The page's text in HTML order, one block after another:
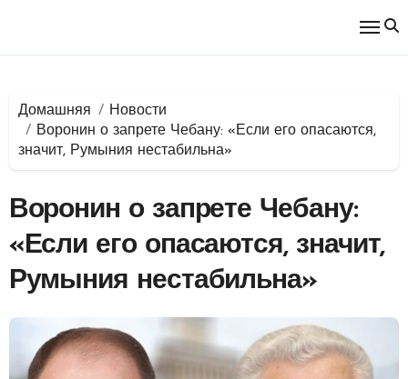
Домашняя
Новости
Воронин о запрете Чебану: «Если его опасаются,
значит, Румыния нестабильна»
Воронин о запрете Чебану:
«Если его опасаются, значит,
Румыния нестабильна»